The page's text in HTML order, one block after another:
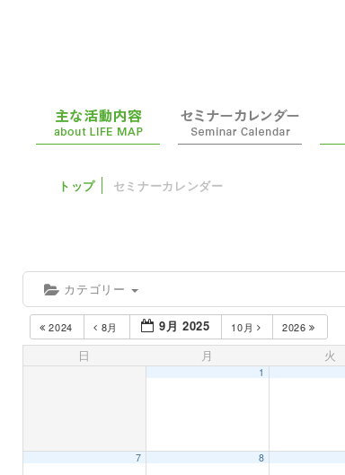
トップ セミナーカレンダー
カテゴリー
2024 8月 9月 2025 10月 2026
日 月 火
1
7 8